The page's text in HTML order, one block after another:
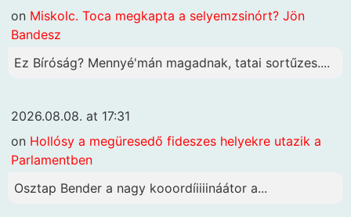
on Miskolc. Toca megkapta a selyemzsinórt? Jön
Bandesz
Ez Bíróság? Mennyé'mán magadnak, tatai sortűzes....
2026.08.08. at 17:31
on Hollósy a megüresedő fideszes helyekre utazik a
Parlamentben
Osztap Bender a nagy kooordíiiiináátor a...